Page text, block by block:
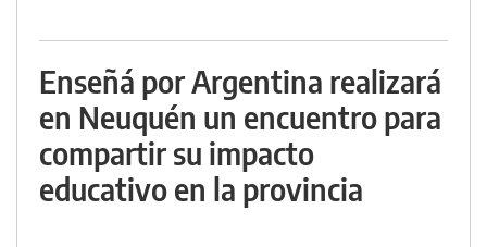
Enseñá por Argentina realizará
en Neuquén un encuentro para
compartir su impacto
educativo en la provincia